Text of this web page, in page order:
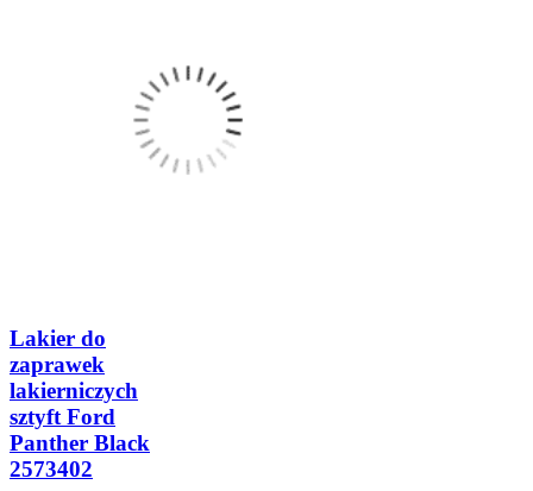
Lakier do
zaprawek
lakierniczych
sztyft Ford
Panther Black
2573402